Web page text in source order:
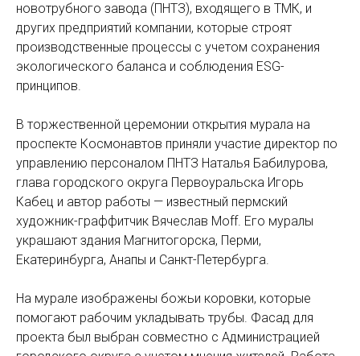
новотрубного завода (ПНТЗ), входящего в ТМК, и
других предприятий компании, которые строят
производственные процессы с учетом сохранения
экологического баланса и соблюдения ESG-
принципов.
В торжественной церемонии открытия мурала на
проспекте Космонавтов приняли участие директор по
управлению персоналом ПНТЗ Наталья Бабилурова,
глава городского округа Первоуральска Игорь
Кабец и автор работы — известный пермский
художник-граффитчик Вячеслав Moff. Его муралы
украшают здания Магнитогорска, Перми,
Екатеринбурга, Анапы и Санкт-Петербурга.
На мурале изображены божьи коровки, которые
помогают рабочим укладывать трубы. Фасад для
проекта был выбран совместно с Администрацией